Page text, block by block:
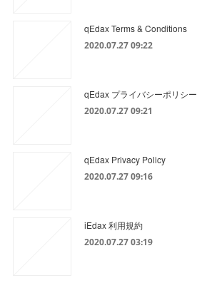
qEdax Terms & Conditions
2020.07.27 09:22
qEdax プライバシーポリシー
2020.07.27 09:21
qEdax Privacy Policy
2020.07.27 09:16
iEdax 利用規約
2020.07.27 03:19